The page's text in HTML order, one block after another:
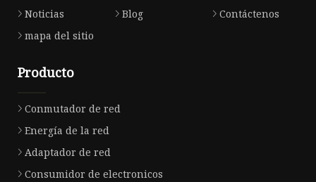
Noticias
Blog
Contáctenos
mapa del sitio
Producto
Conmutador de red
Energía de la red
Adaptador de red
Consumidor de electronicos